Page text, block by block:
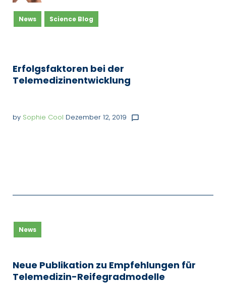
News Science Blog
Erfolgsfaktoren bei der
Telemedizinentwicklung
by Sophie Cool Dezember 12, 2019 chat_bubble_outline
News
Neue Publikation zu Empfehlungen für
Telemedizin-Reifegradmodelle